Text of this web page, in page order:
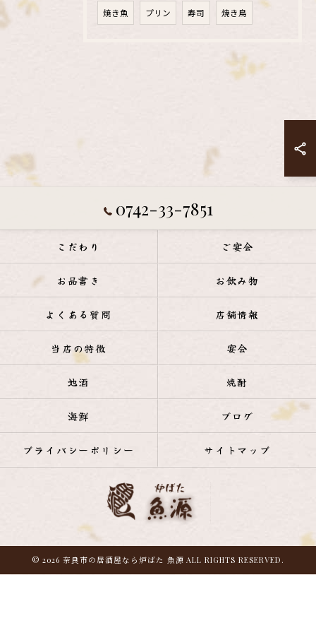
焼き魚 プリン 寿司 焼き鳥
0742-33-7851
こだわり ご宴会
お品書き お飲み物
よくある質問 店舗情報
当店の特徴 宴会
地酒 焼酎
海鮮 ブログ
プライバシーポリシー サイトマップ
© 2026 奈良市の居酒屋なら炉ばた 魚源 ALL RIGHTS RESERVED.